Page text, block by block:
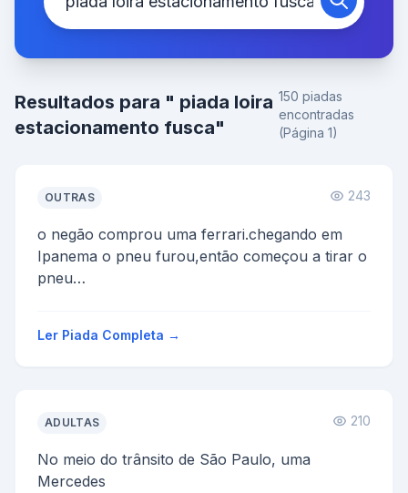
Resultados para " piada loira
estacionamento fusca"
150 piadas
encontradas
(Página 1)
OUTRAS 243
o negão comprou uma ferrari.chegando em
Ipanema o pneu furou,então começou a tirar o
pneu
res...
Ler Piada Completa →
ADULTAS 210
No meio do trânsito de São Paulo, uma
Mercedes